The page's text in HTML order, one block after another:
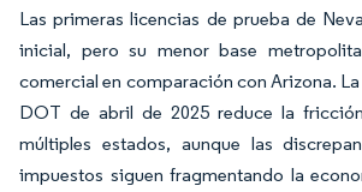
Las primeras licencias de prueba de
inicial, pero su menor base
comercial en comparación con Arizona.
DOT de abril de 2025 reduce la
múltiples estados, aunque las
impuestos siguen fragmentando la